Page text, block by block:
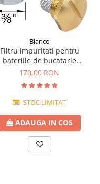
Blanco
Filtru impuritati pentru
bateriile de bucatarie
Blanco
170,00 RON
STOC LIMITAT
ADAUGA IN COS